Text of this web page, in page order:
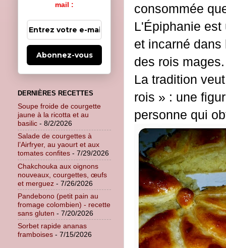
consommée
L'Épiphanie
et incarné
des rois
La tradition
rois » : une
personne qui
mail :
Abonnez-vous
DERNIÈRES RECETTES
Soupe froide de courgette
jaune à la ricotta et au
basilic - 8/2/2026
Salade de courgettes à
l’Airfryer, au yaourt et aux
tomates confites - 7/29/2026
Chakchouka aux oignons
nouveaux, courgettes, œufs
et merguez - 7/26/2026
Pandebono (petit pain au
fromage colombien) - recette
sans gluten - 7/20/2026
Sorbet rapide ananas
framboises - 7/15/2026